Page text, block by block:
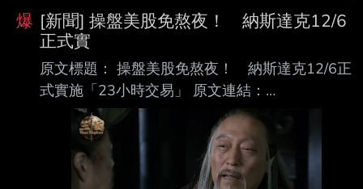
月 1,500,937 去年同期 1,095,188 增減金額
405,749 增減百分比 37.05 本年累計
9,216,573 去年累計 7,769,273 增減金額
1,447,300 增減百分比 18.63 備註 / 營收變化原
因說明 心得：神聖太陽堂，老蘇永遠的心魔，
年增37
爆 [新聞] 操盤美股免熬夜！ 納斯達克12/6
正式實
原文標題： 操盤美股免熬夜！ 納斯達克12/6正
式實施「23小時交易」 原文連結：
https://reurl.cc/lnZamY 發布時間：2026.08.06
19:05 臺北時間 記者署名：記者｜鏡新聞 原文內
容： 納斯達克交易所，確定在今年12/6日，將交
易時間，延長為 23 小時，幾乎達到全天交易，